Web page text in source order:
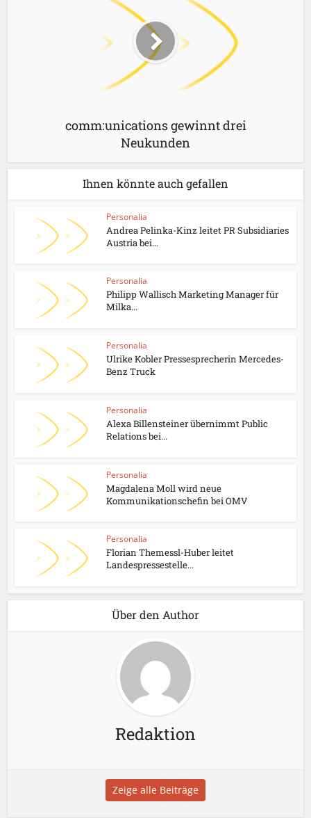
comm:unications gewinnt drei
Neukunden
Ihnen könnte auch gefallen
Personalia
Andrea Pelinka-Kinz leitet PR Subsidiaries
Austria bei...
Personalia
Philipp Wallisch Marketing Manager für
Milka...
Personalia
Ulrike Kobler Pressesprecherin Mercedes-
Benz Truck
Personalia
Alexa Billensteiner übernimmt Public
Relations bei...
Personalia
Magdalena Moll wird neue
Kommunikationschefin bei OMV
Personalia
Florian Themessl-Huber leitet
Landespressestelle...
Über den Author
Redaktion
Zeige alle Beiträge